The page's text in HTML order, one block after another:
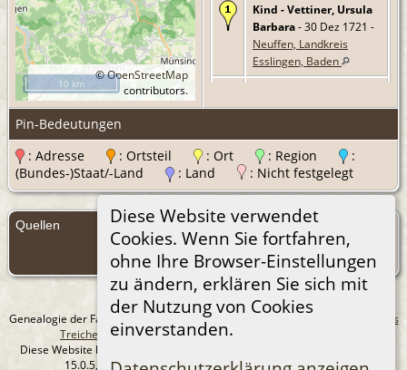
Diese Website verwendet
Cookies. Wenn Sie fortfahren,
ohne Ihre Browser-Einstellungen
zu ändern, erklären Sie sich mit
der Nutzung von Cookies
einverstanden.
©OpenStreetMap
contributors.
10 km
Kind - Vettiner, Ursula
Barbara- 30 Dez 1721 -
Neuffen, Landkreis
Esslingen, Baden
Christine Margarethe-
Landkreis Esslingen,
Baden
Tod- 16 Jun 1730 -
Neuffen, Landkreis
Esslingen, Baden
Pin-Bedeutungen
: Adresse
: Ortsteil : Ort : Region
:
(Bundes-)Staat/-Land
: Land : Nicht festgelegt
Quellen
Quellen
(Anmelden)
Genealogie der Familie Treichel aus Berlin. - erstellt und betreut von
Andreas
Treichel
Copyright © 2014-2026 Alle Rechte vorbehalten.
Diese Website läuft mit
15.0.5, programmiert von Darrin Lythgoe © 2001-2026.